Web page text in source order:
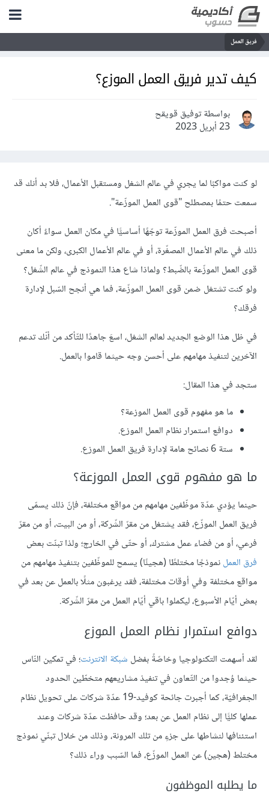
فريق العمل
كيف تدير فريق العمل الموزع؟
بواسطة توفيق قويقح
23 أبريل 2023
لو كنت مواكبًا لما يجري في عالم الشغل ومستقبل الأعمال، فلا بد أنك قد
سمعت حتمًا بمصطلح "قوى العمل الموزّعة".
أصبحت فرق العمل الموزّعة توجّهًا أساسيًّا في مكان العمل سواءٌ أكان
ذلك في عالم الأعمال المصغّرة، أو في عالم الأعمال الكبرى، ولكن ما معنى
قوى العمل الموزّعة بالضّبط؟ ولماذا شاع هذا النموذج في عالم الشّغل؟
ولو كنت تشتغل ضمن قوى العمل الموزّعة، فما هي أنجح السّبل لإدارة
فرقك؟
في ظل هذا الوضع الجديد لعالم الشغل، اسعَ جاهدًا للتّأكد من أنّك تدعم
الآخرين لتنفيذ مهامهم على أحسن وجه حيثما قاموا بالعمل.
ستجد في هذا المقال:
ما هو مفهوم قوى العمل الموزعة؟
دوافع استمرار نظام العمل الموزع.
ستة 6 نصائح هامة لإدارة فريق العمل الموزع.
ما هو مفهوم قوى العمل الموزعة؟
حينما يؤدي عدّة موظّفين مهامهم من مواقع مختلفة، فإنّ ذلك يسمّى
فريق العمل الموزّع، فقد يشتغل من مقرّ الشّركة، أو من البيت، أو من مقرّ
فرعي، أو من فضاء عمل مشترك، أو حتّى في الخارج؛ ولذا تبنّت بعض
فرق العملنموذجًا مختلطًا (هجينًا) يسمح للموظّفين بتنفيذ مهامهم من
مواقع مختلفة وفي أوقات مختلفة، فقد يرغبون مثلًا بالعمل عن بعد في
بعض أيّام الأسبوع، ليكملوا باقي أيّام العمل من مقرّ الشّركة.
دوافع استمرار نظام العمل الموزع
لقد أسهمت التكنولوجيا وخاصّةً بفضل شبكة الانترنت؛ في تمكين النّاس
حيثما وُجدوا من التّعاون في تنفيذ مشاريعهم متخطّين الحدود
الجغرافيّة، كما أجبرت جائحة كوفيد-19 عدّة شركات على تحويل نظام
عملها كليًّا إلى نظام العمل عن بعد؛ وقد حافظت عدّة شركات وعند
استئنافها لنشاطها على جزءٍ من تلك المرونة، وذلك من خلال تبنّي نموذج
مختلط (هجين) عن العمل الموزّع، فما السّبب وراء ذلك؟
ما يطلبه الموظفون